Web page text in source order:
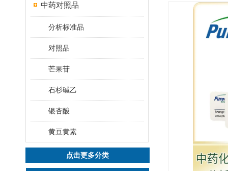
中药对照品
分析标准品
对照品
芒果苷
石杉碱乙
银杏酸
黄豆黄素
点击更多分类